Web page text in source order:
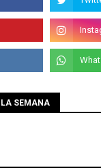
LA SEMANA